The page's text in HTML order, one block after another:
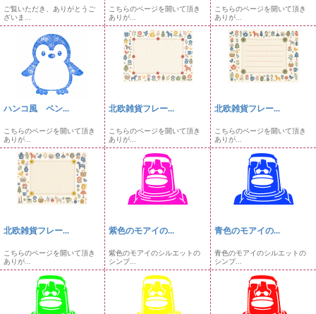
ご覧いただき、ありがとうご
ざいま...
こちらのページを開いて頂き
ありが...
こちらのページを開いて頂き
ありが...
ハンコ風 ペン...
こちらのページを開いて頂き
ありが...
北欧雑貨フレー...
こちらのページを開いて頂き
ありが...
北欧雑貨フレー...
こちらのページを開いて頂き
ありが...
北欧雑貨フレー...
こちらのページを開いて頂き
ありが...
紫色のモアイの...
紫色のモアイのシルエットの
シンプ...
青色のモアイの...
青色のモアイのシルエットの
シンプ...